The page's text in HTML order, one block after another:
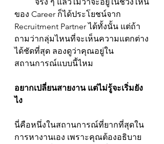
ของ Career ก็ได้ประโยชน์จาก
Recruitment Partner ได้ทั้งนั้น แต่ถ้า
ถามว่ากลุ่มไหนที่จะเห็นความแตกต่าง
ได้ชัดที่สุด ลองดูว่าคุณอยู่ใน
สถานการณ์แบบนี้ไหม
อยากเปลี่ยนสายงาน แต่ไม่รู้จะเริ่มยัง
ไง
นี่คือหนึ่งในสถานการณ์ที่ยากที่สุดใน
การหางานเอง เพราะคุณต้องอธิบาย